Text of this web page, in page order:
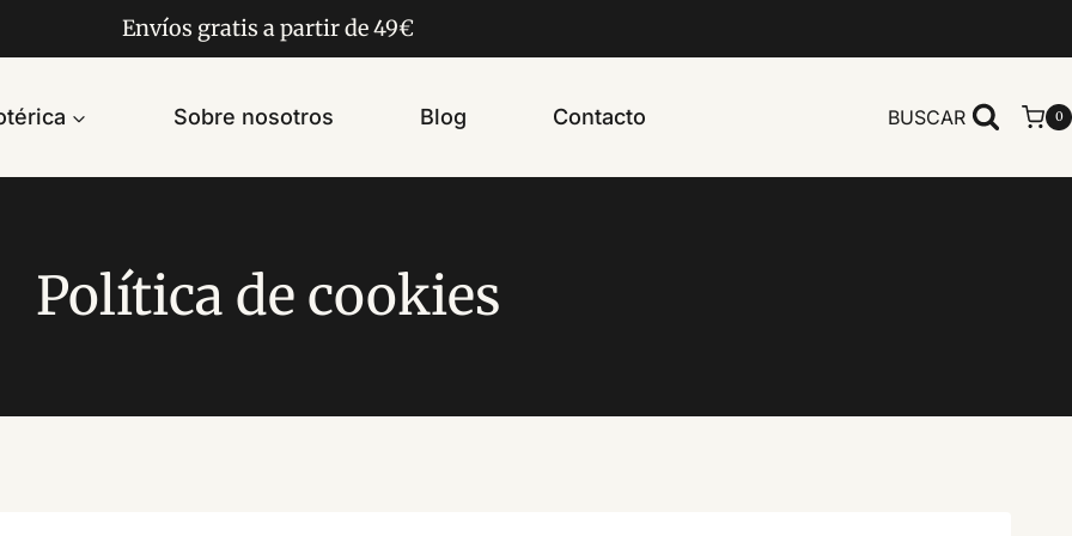
Envíos gratis a partir de 49€
Sobre nosotros Blog Contacto BUSCAR 0
Política de cookies